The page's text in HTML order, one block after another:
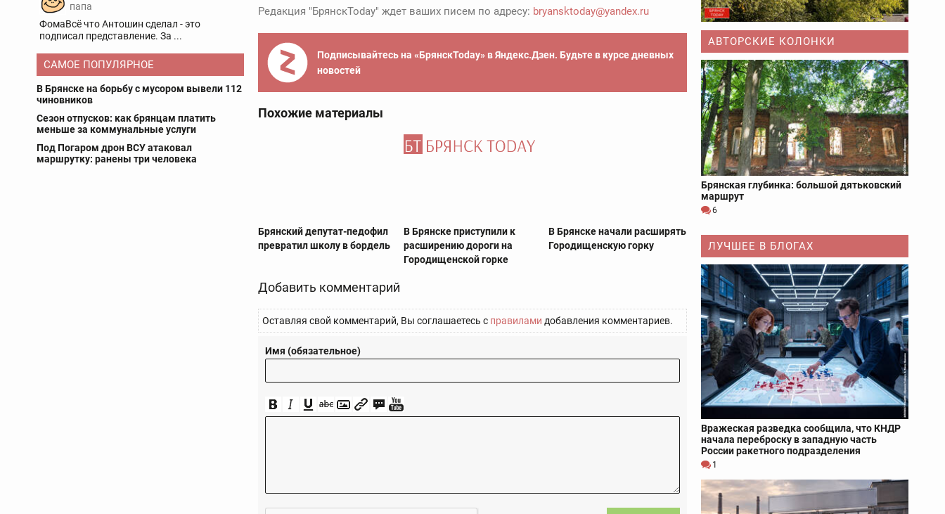
папа
ФомаВсё что Антошин сделал - это
подписал представление. За ...
САМОЕ ПОПУЛЯРНОЕ
В Брянске на борьбу с мусором вывели 112
чиновников
Сезон отпусков: как брянцам платить
меньше за коммунальные услуги
Под Погаром дрон ВСУ атаковал
маршрутку: ранены три человека
Редакция "БрянскToday" ждет ваших писем по адресу: bryansktoday@yandex.ru
Подписывайтесь на «БрянскToday» в Яндекс.Дзен. Будьте в курсе дневных
новостей
Похожие материалы
Брянский депутат-педофил
превратил школу в бордель
В Брянске приступили к
расширению дороги на
Городищенской горке
В Брянске начали расширять
Городищенскую горку
Добавить комментарий
Оставляя свой комментарий, Вы соглашаетесь с правилами добавления комментариев.
Имя (обязательное)
АВТОРСКИЕ КОЛОНКИ
Брянская глубинка: большой дятьковский
маршрут
6
ЛУЧШЕЕ В БЛОГАХ
Вражеская разведка сообщила, что КНДР
начала переброску в западную часть
России ракетного подразделения
1